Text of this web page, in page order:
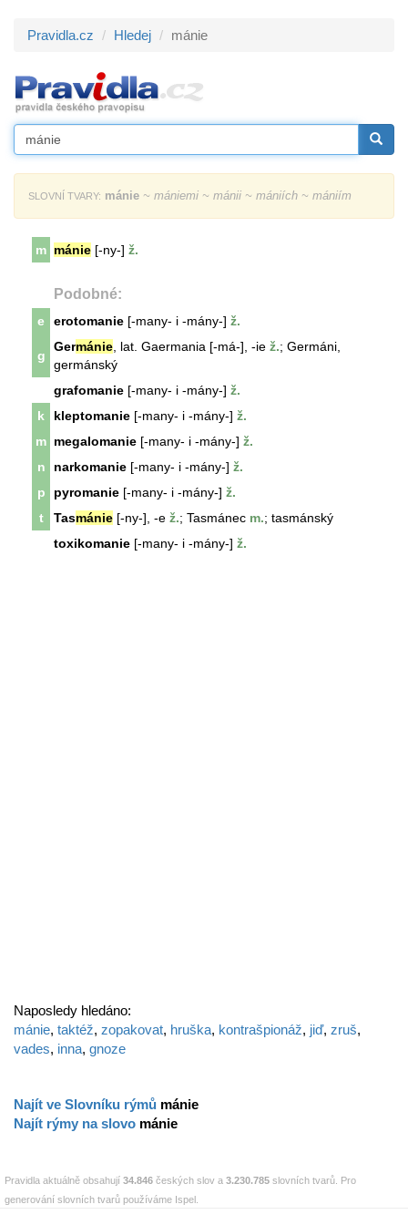
Pravidla.cz Hledej mánie
SLOVNÍ TVARY: mánie ~ mániemi ~ mánii ~ mániích ~ mániím
m mánie [-ny-] ž.
Podobné:
e erotomanie [-many- i -mány-] ž.
g
Germánie , lat. Gaermania [-má-], -ie ž.; Germáni,
germánský
grafomanie [-many- i -mány-] ž.
k
kleptomanie [-many- i -mány-] ž.
m megalomanie [-many- i -mány-] ž.
n
narkomanie [-many- i -mány-] ž.
p
pyromanie [-many- i -mány-] ž.
t
Tasmánie [-ny-], -e ž.; Tasmánec m.; tasmánský
toxikomanie [-many- i -mány-] ž.
Naposledy hledáno:
mánie, taktéž, zopakovat, hruška, kontrašpionáž, jiď, zruš,
vades, inna, gnoze
Najít ve Slovníku rýmů mánie
Najít rýmy na slovo mánie
Pravidla aktuálně obsahují 34.846 českých slov a 3.230.785 slovních tvarů. Pro
generování slovních tvarů používáme Ispel.